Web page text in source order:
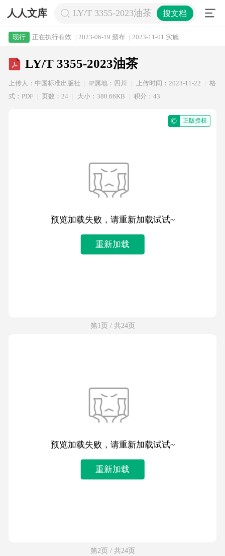
人人文库 LY/T 3355-2023油茶 搜文档
现行 正在执行有效 | 2023-06-19 颁布 | 2023-11-01 实施
LY/T 3355-2023油茶
上传人：中国标准出版社 IP属地：四川 上传时间：2023-11-22
格
式：PDF
页数：24 大小：380.66KB 积分：43
© 正版授权
预览加载失败，请重新加载试试~
重新加载
第1页 / 共24页
预览加载失败，请重新加载试试~
重新加载
第2页 / 共24页